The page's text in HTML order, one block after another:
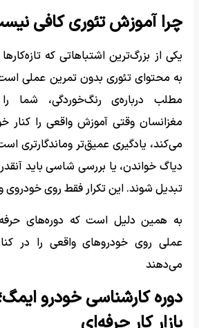
چرا آموزش تئوری کافی
یکی از بزرگ‌ترین اشتباهاتی که
به محتوای تئوری بدون تمرین عملی
مطلب درباره‌ی رنگ‌خوردگی، شما
مغزانسان وقتی آموزش واقعی را کنار
می‌کند، یادگیری عمیق‌تر
دیاگ خواندن، یا بررسی شاسی باید آنقدر
تبدیل شوند. این تکرار فقط روی خودروی
به همین دلیل است که دوره‌های
عملی روی خودروهای واقعی را در
می‌دهند
دوره کارشناسی خودرو
بازار کار حرفه‌ای